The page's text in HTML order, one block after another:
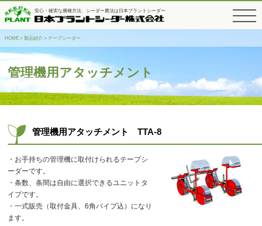
安心・確実な播種方法、シーダー農法は日本プラントシーダー
toggle
HOME > 製品紹介 > テープシーダー
管理機用アタッチメント
管理機用アタッチメント TTA-8
・お手持ちの管理機に取付けられるテープシ
ーダーです。
・条数、条間は自由に選択できるユニットタ
イプです。
・一式販売（取付金具、6角パイプ込）になり
ます。